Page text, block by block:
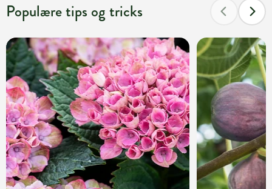
Populære tips og tricks